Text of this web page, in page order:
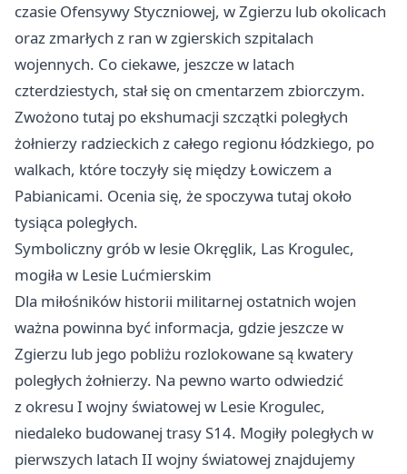
czasie Ofensywy Styczniowej, w Zgierzu lub okolicach
oraz zmarłych z ran w zgierskich szpitalach
wojennych. Co ciekawe, jeszcze w latach
czterdziestych, stał się on cmentarzem zbiorczym.
Zwożono tutaj po ekshumacji szczątki poległych
żołnierzy radzieckich z całego regionu łódzkiego, po
walkach, które toczyły się między Łowiczem a
Pabianicami. Ocenia się, że spoczywa tutaj około
tysiąca poległych.
Symboliczny grób w lesie Okręglik, Las Krogulec,
mogiła w Lesie Lućmierskim
Dla miłośników historii militarnej ostatnich wojen
ważna powinna być informacja, gdzie jeszcze w
Zgierzu lub jego pobliżu rozlokowane są kwatery
poległych żołnierzy. Na pewno warto odwiedzić
z okresu I wojny światowej w Lesie Krogulec,
niedaleko budowanej trasy S14. Mogiły poległych w
pierwszych latach II wojny światowej znajdujemy